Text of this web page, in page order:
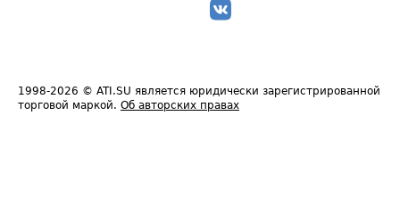
1998-2026 © ATI.SU является юридически зарегистрированной
торговой маркой. Об авторских правах